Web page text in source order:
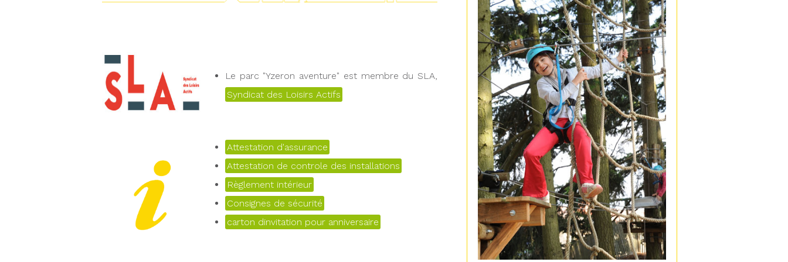
Le parc "Yzeron aventure" est membre du SLA,
Syndicat des Loisirs Actifs
Attestation d'assurance
Attestation de controle des installations
Règlement intérieur
Consignes de sécurité
carton dinvitation pour anniversaire